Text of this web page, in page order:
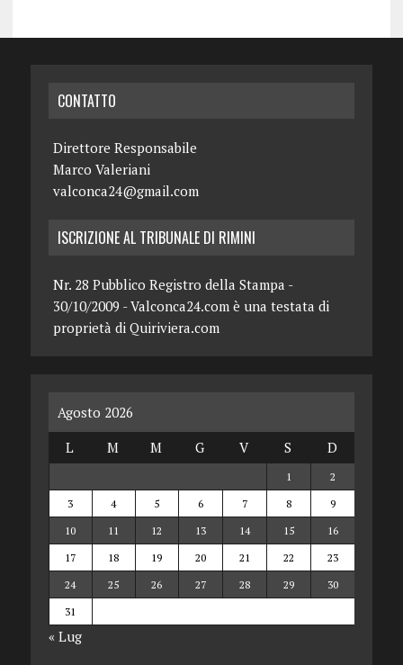
CONTATTO
Direttore Responsabile
Marco Valeriani
valconca24@gmail.com
ISCRIZIONE AL TRIBUNALE DI RIMINI
Nr. 28 Pubblico Registro della Stampa -
30/10/2009 - Valconca24.com è una testata di
proprietà di Quiriviera.com
Agosto 2026
L
M M G V S D
1
2
3
4 5 6 7 8
9
10
11 12 13 14 15
16
17
18 19 20 21 22
23
24
25 26 27 28 29
30
31
« Lug